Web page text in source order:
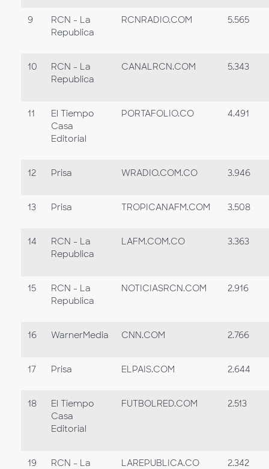
9
RCN - La
Republica
RCNRADIO.COM 5.565
10
RCN - La
Republica
CANALRCN.COM 5.343
11
El Tiempo
Casa
Editorial
PORTAFOLIO.CO 4.491
12 Prisa WRADIO.COM.CO 3.946
13 Prisa TROPICANAFM.COM 3.508
14
RCN - La
Republica
LAFM.COM.CO 3.363
15
RCN - La
Republica
NOTICIASRCN.COM 2.916
16 WarnerMedia CNN.COM 2.766
17 Prisa ELPAIS.COM 2.644
18
El Tiempo
Casa
Editorial
FUTBOLRED.COM 2.513
19
RCN - La
LAREPUBLICA.CO 2.342